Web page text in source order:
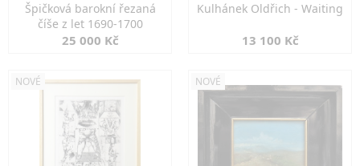
Špičková barokní řezaná
číše z let 1690-1700
25 000 Kč
Kulhánek Oldřich - Waiting
13 100 Kč
NOVÉ NOVÉ